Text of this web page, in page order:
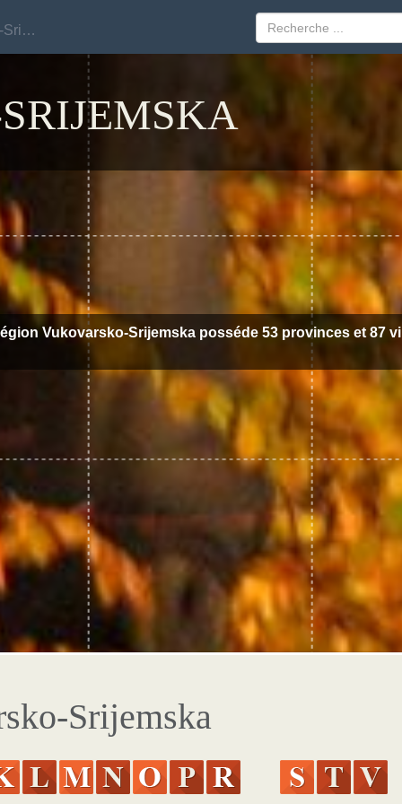
Vukovarsko-Srijemska
Vukovarsko-Srijemska posséde 53 provinces et 87
Srijemska
Vukovarsko-Srijemska